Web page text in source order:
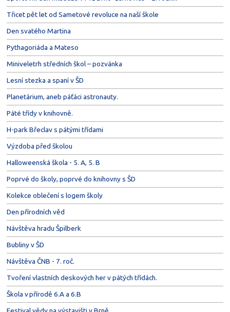
Třicet pět let od Sametové revoluce na naší škole
Den svatého Martina
Pythagoriáda a Mateso
Miniveletrh středních škol – pozvánka
Lesní stezka a spaní v ŠD
Planetárium, aneb páťáci astronauty.
Páté třídy v knihovně.
H-park Břeclav s pátými třídami
Výzdoba před školou
Halloweenská škola - 5. A, 5. B
Poprvé do školy, poprvé do knihovny s ŠD
Kolekce oblečení s logem školy
Den přírodních věd
Návštěva hradu Špilberk
Bubliny v ŠD
Návštěva ČNB - 7. roč.
Tvoření vlastních deskových her v pátých třídách.
Škola v přírodě 6.A a 6.B